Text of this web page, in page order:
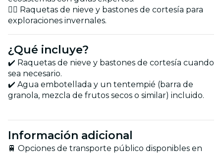
🚶‍♂️ Raquetas de nieve y bastones de cortesía para
exploraciones invernales.
¿Qué incluye?
✔️ Raquetas de nieve y bastones de cortesía cuando
sea necesario.
✔️ Agua embotellada y un tentempié (barra de
granola, mezcla de frutos secos o similar) incluido.
Información adicional
🚆 Opciones de transporte público disponibles en